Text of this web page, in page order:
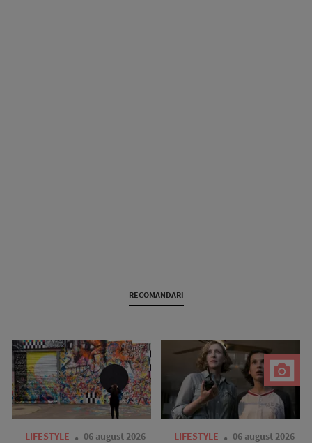
RECOMANDARI
— LIFESTYLE 06 august 2026 — LIFESTYLE 06 august 2026